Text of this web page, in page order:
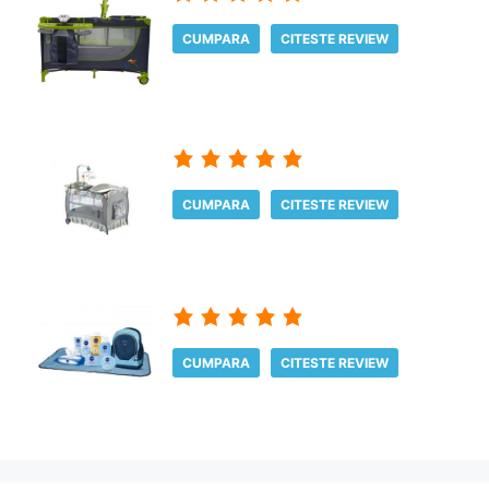
CUMPARA CITESTE REVIEW
CUMPARA CITESTE REVIEW
CUMPARA CITESTE REVIEW